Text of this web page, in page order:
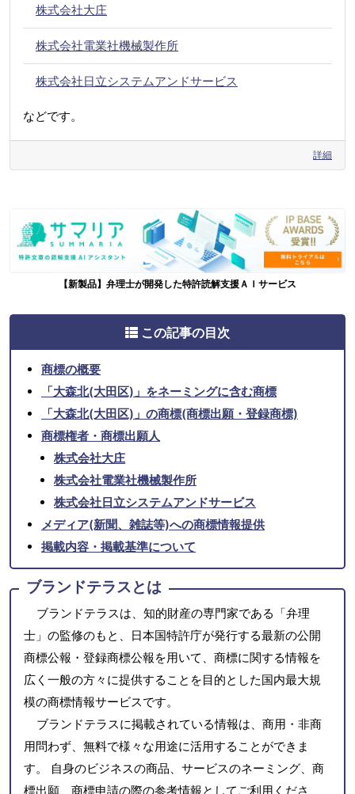
株式会社大庄
株式会社電業社機械製作所
株式会社日立システムアンドサービス
などです。
詳細
【新製品】弁理士が開発した特許読解支援ＡＩサービス
この記事の目次
商標の概要
「大森北(大田区)」をネーミングに含む商標
「大森北(大田区)」の商標(商標出願・登録商標)
商標権者・商標出願人
株式会社大庄
株式会社電業社機械製作所
株式会社日立システムアンドサービス
メディア(新聞、雑誌等)への商標情報提供
掲載内容・掲載基準について
ブランドテラスとは
ブランドテラスは、知的財産の専門家である「弁理
士」の監修のもと、日本国特許庁が発行する最新の公開
商標公報・登録商標公報を用いて、商標に関する情報を
広く一般の方々に提供することを目的とした国内最大規
模の商標情報サービスです。
ブランドテラスに掲載されている情報は、商用・非商
用問わず、無料で様々な用途に活用することができま
す。 自身のビジネスの商品、サービスのネーミング、商
標出願、商標申請の際の参考情報としてご利用くださ